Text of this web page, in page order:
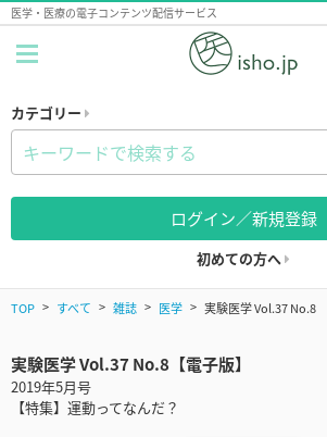
医学・医療の電子コンテンツ配信サービス
カテゴリー
ログイン／新規登録
初めての方へ
TOP すべて 雑誌 医学 実験医学 Vol.37 No.8
実験医学 Vol.37 No.8【電子版】
2019年5月号
【特集】運動ってなんだ？